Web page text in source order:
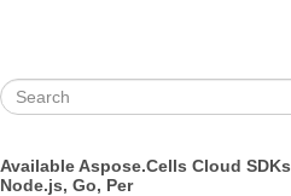
Available Aspose.Cells Cloud
Node.js, Go, Per